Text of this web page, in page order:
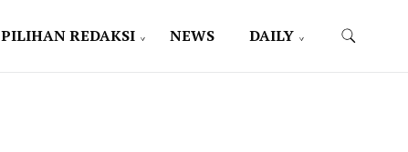
PILIHAN REDAKSI NEWS DAILY